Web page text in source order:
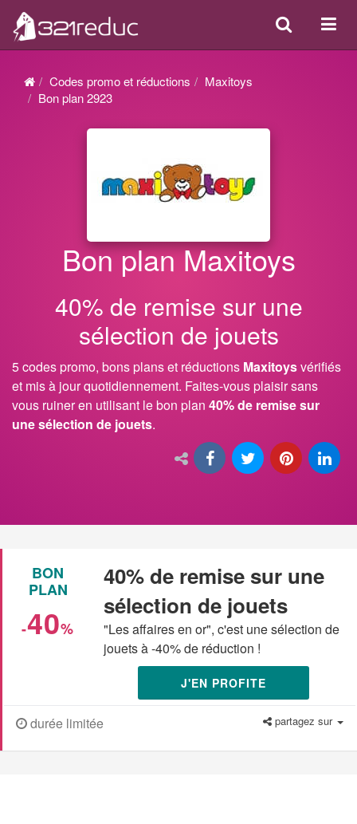
ou
Search
Codes promo et réductions
Maxitoys
Bon plan 2923
Bon plan Maxitoys
40% de remise sur une
sélection de jouets
5 codes promo, bons plans et réductions Maxitoysvérifiés
et mis à jour quotidiennement. Faites-vous plaisir sans
vous ruiner en utilisant le bon plan 40% de remise sur
une sélection de jouets.
BON
PLAN
-40%
40% de remise sur une
sélection de jouets
"Les affaires en or", c'est une sélection de
jouets à -40% de réduction !
J'EN PROFITE
durée limitée partagez sur